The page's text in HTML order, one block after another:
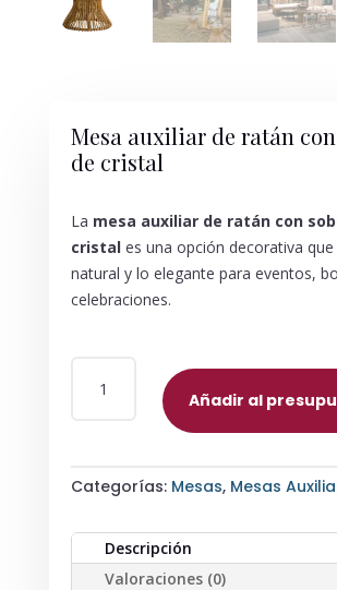
Mesa auxiliar de ratán
de cristal
La mesa auxiliar de ratán con
cristales una opción decorativa
natural y lo elegante para eventos,
celebraciones.
AUXILIAR
SOBRE
CRISTAL
CANTIDAD
Añadir al
Categorías: Mesas, Mesas
Descripción
Valoraciones (0)